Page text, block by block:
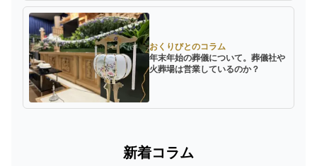
おくりびとのコラム
年末年始の葬儀について。葬儀社や
火葬場は営業しているのか？
新着コラム